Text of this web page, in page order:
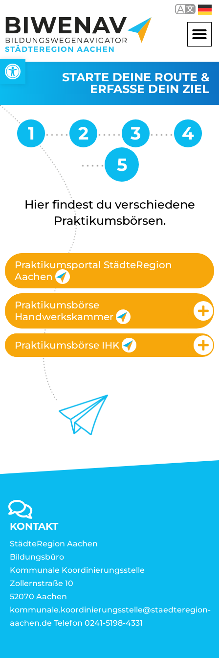
Werkzeugleiste öffnen
STARTE DEINE ROUTE &
ERFASSE DEIN ZIEL
Hier findest du verschiedene
Praktikumsbörsen.
Praktikumsportal StädteRegion
Aachen
Praktikumsbörse
Handwerkskammer
Praktikumsbörse IHK
KONTAKT
StädteRegion Aachen
Bildungsbüro
Kommunale Koordinierungsstelle
Zollernstraße 10
52070 Aachen
kommunale.koordinierungsstelle@staedteregion-
aachen.de Telefon 0241-5198-4331